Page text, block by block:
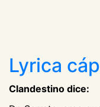
Lyrica
Clandestino dice: